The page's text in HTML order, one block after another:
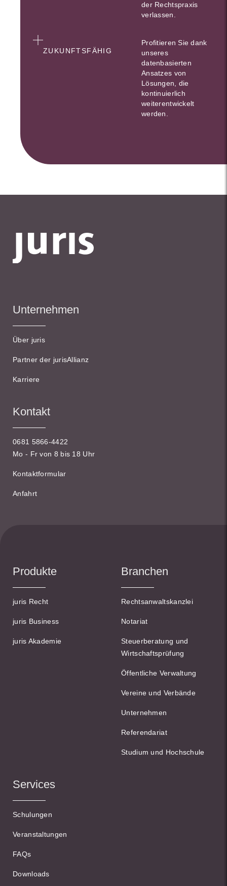
der Rechtspraxis
verlassen.
ZUKUNFTSFÄHIG
Profitieren Sie dank
unseres
datenbasierten
Ansatzes von
Lösungen, die
kontinuierlich
weiterentwickelt
werden.
Unternehmen
Über juris
Partner der jurisAllianz
Karriere
Kontakt
0681 5866-4422
Mo - Fr von 8 bis 18 Uhr
Kontaktformular
Anfahrt
Produkte
juris Recht
juris Business
juris Akademie
Branchen
Rechtsanwaltskanzlei
Notariat
Steuerberatung und
Wirtschaftsprüfung
Öffentliche Verwaltung
Vereine und Verbände
Unternehmen
Referendariat
Studium und Hochschule
Services
Schulungen
Veranstaltungen
FAQs
Downloads